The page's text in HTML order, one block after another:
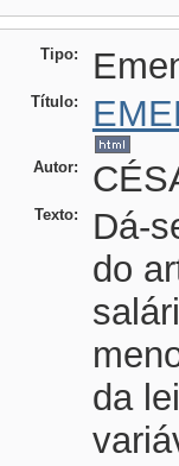
Tipo:
Título:
Autor:
Texto:
Dá-
do
da